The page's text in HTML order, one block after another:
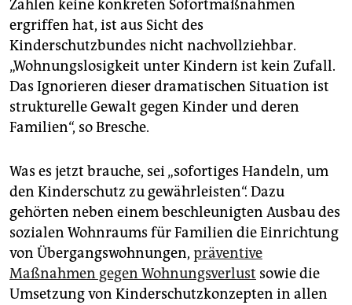
Zahlen keine konkreten Sofortmaßnahmen
ergriffen hat, ist aus Sicht des
Kinderschutzbundes nicht nachvollziehbar.
„Wohnungslosigkeit unter Kindern ist kein Zufall.
Das Ignorieren dieser dramatischen Situation ist
strukturelle Gewalt gegen Kinder und deren
Familien“, so Bresche.
Was es jetzt brauche, sei „sofortiges Handeln, um
den Kinderschutz zu gewährleisten“. Dazu
gehörten neben einem beschleunigten Ausbau des
sozialen Wohnraums für Familien die Einrichtung
von Übergangswohnungen, präventive
Maßnahmen gegen Wohnungsverlust sowie die
Umsetzung von Kinderschutzkonzepten in allen